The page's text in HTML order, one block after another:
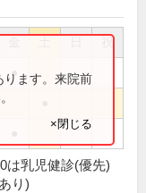
祝
●
ります。来院前
×閉じる
は乳児健診(優先)
り)